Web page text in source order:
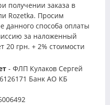
получении заказа в
Rozetka. Просим
данного способа оплаты
за наложенный
20 грн. + 2% стоимости
- ФЛП Кулаков Сергей
Банк АО КБ